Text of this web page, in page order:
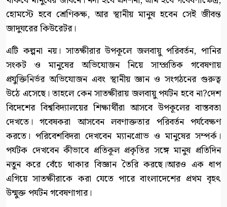
হোমস্টে হবে শ্রেণিকক্ষ, আর স্থানীয় মানুষ হবেন সেই জীবন্ত
জাদুঘরের কিউরেটর।
এটি কল্পনা নয়। সাতক্ষীরার উপকূলে জলবায়ু পরিবর্তন, পানির
সংকট ও মানুষের অভিযোজন নিয়ে সাম্প্রতিক গবেষণায়
প্রযুক্তিনির্ভর অভিযোজন এবং স্থানীয় জ্ঞান ও সংগঠনের গুরুত্ব
উঠে এসেছে। তাহলে কেন সাতক্ষীরায় জলবায়ু পর্যটন হবে না?দেশ
বিদেশের বিশ্ববিদ্যালয়ের শিক্ষার্থীরা আসবে উপকূলের বাস্তবতা
দেখতে। গবেষকরা আসবেন লবণাক্ততার পরিবর্তন পর্যবেক্ষণ
করতে। পরিবেশবিদরা দেখবেন ম্যানগ্রোভ ও মানুষের সম্পর্ক।
পর্যটক দেখবেন কীভাবে প্রতিকূল প্রকৃতির সঙ্গে মানুষ প্রতিদিন
নতুন করে বেঁচে থাকার বিজ্ঞান তৈরি করছে।আরও এক ধাপ
এগিয়ে সাতক্ষীরাকে করা যেতে পারে বাংলাদেশের প্রথম বৃহৎ
উন্মুক্ত পর্যটন গবেষণাগার।